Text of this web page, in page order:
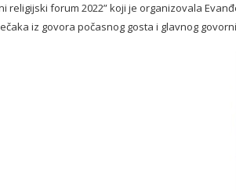
religijski forum 2022” koji je organizovala
iz govora počasnog gosta i glavnog